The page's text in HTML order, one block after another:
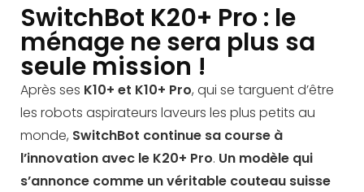
SwitchBot K20+ Pro : le
ménage ne sera plus sa
seule mission !
Après ses K10+ et K10+ Pro, qui se targuent d’être
les robots aspirateurs laveurs les plus petits au
monde, SwitchBot continue sa course à
l’innovation avec le K20+ Pro. Un modèle qui
s’annonce comme un véritable couteau suisse